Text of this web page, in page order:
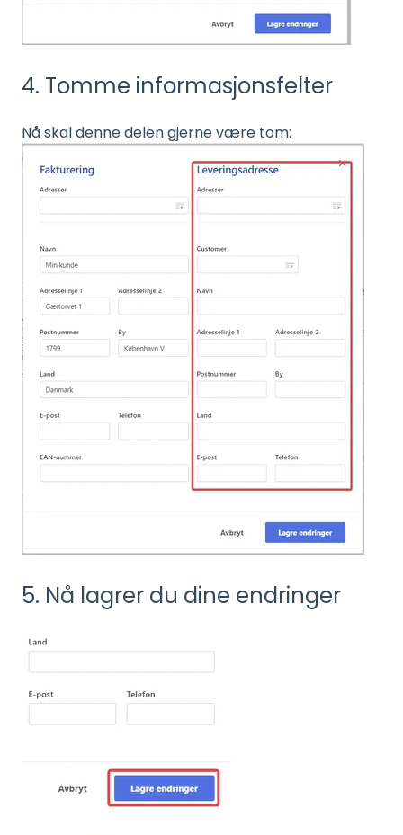
4. Tomme informasjonsfelter
Nå skal denne delen gjerne være tom:
5. Nå lagrer du dine endringer